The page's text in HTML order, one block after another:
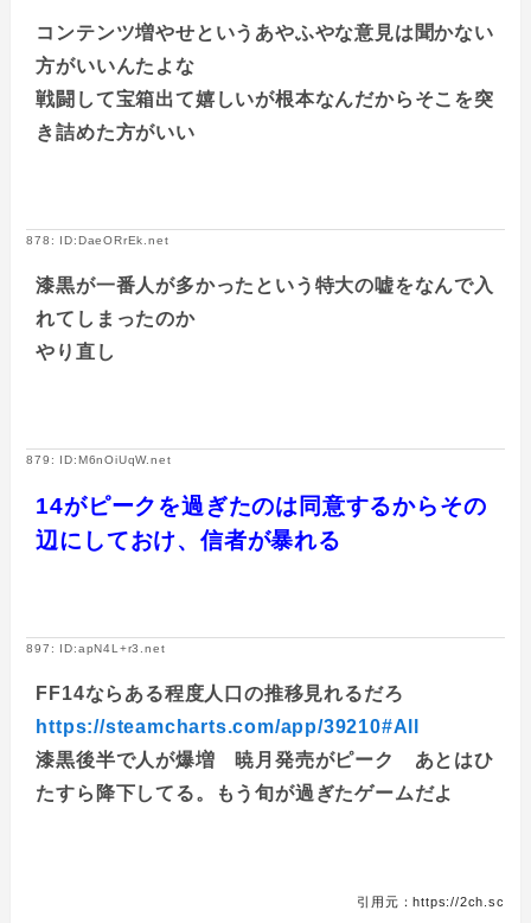
コンテンツ増やせというあやふやな意見は聞かない
方がいいんたよな
戦闘して宝箱出て嬉しいが根本なんだからそこを突
き詰めた方がいい
878: ID:DaeORrEk.net
漆黒が一番人が多かったという特大の嘘をなんで入
れてしまったのか
やり直し
879: ID:M6nOiUqW.net
14がピークを過ぎたのは同意するからその
辺にしておけ、信者が暴れる
897: ID:apN4L+r3.net
FF14ならある程度人口の推移見れるだろ
https://steamcharts.com/app/39210#All
漆黒後半で人が爆増 暁月発売がピーク あとはひ
たすら降下してる。もう旬が過ぎたゲームだよ
引用元：https://2ch.sc